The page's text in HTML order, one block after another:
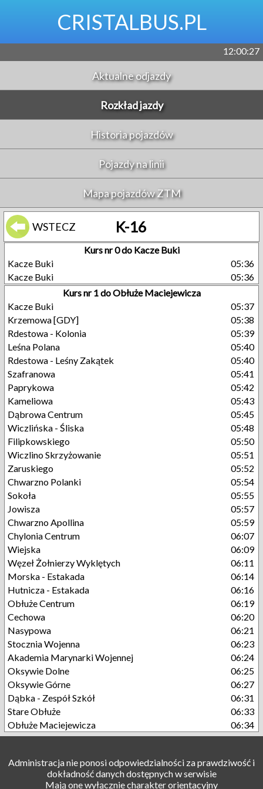
CRISTALBUS.PL
12:00:27
Aktualne odjazdy
Rozkład jazdy
Historia pojazdów
Pojazdy na linii
Mapa pojazdów ZTM
WSTECZ K-16
Kurs nr 0 do Kacze Buki
Kacze Buki
05:36
Kacze Buki
05:36
Kurs nr 1 do Obłuże Maciejewicza
Kacze Buki
05:37
Krzemowa [GDY]
05:38
Rdestowa - Kolonia
05:39
Leśna Polana
05:40
Rdestowa - Leśny Zakątek
05:40
Szafranowa
05:41
Paprykowa
05:42
Kameliowa
05:43
Dąbrowa Centrum
05:45
Wiczlińska - Śliska
05:48
Filipkowskiego
05:50
Wiczlino Skrzyżowanie
05:51
Zaruskiego
05:52
Chwarzno Polanki
05:54
Sokoła
05:55
Jowisza
05:57
Chwarzno Apollina
05:59
Chylonia Centrum
06:07
Wiejska
06:09
Węzeł Żołnierzy Wyklętych
06:11
Morska - Estakada
06:14
Hutnicza - Estakada
06:16
Obłuże Centrum
06:19
Cechowa
06:20
Nasypowa
06:21
Stocznia Wojenna
06:23
Akademia Marynarki Wojennej
06:24
Oksywie Dolne
06:25
Oksywie Górne
06:27
Dąbka - Zespół Szkół
06:31
Stare Obłuże
06:33
Obłuże Maciejewicza
06:34
Administracja nie ponosi odpowiedzialności za prawdziwość i
dokładność danych dostępnych w serwisie
Mają one wyłącznie charakter orientacyjny